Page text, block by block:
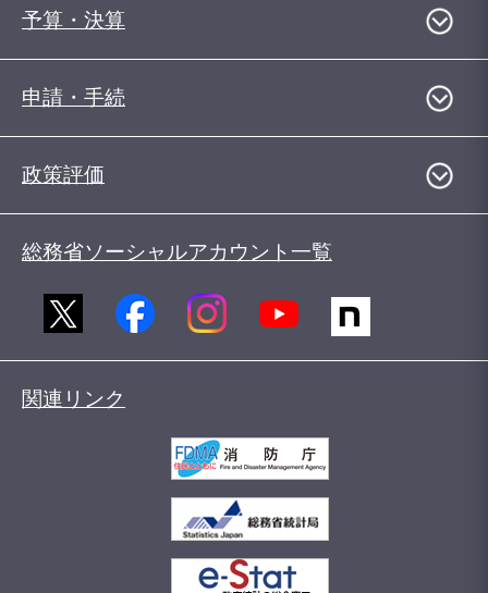
予算・決算
申請・手続
政策評価
総務省ソーシャルアカウント一覧
関連リンク